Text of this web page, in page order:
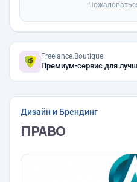
Freelance.Boutique
Премиум-сервис для
Дизайн и Брендинг
ПРАВО